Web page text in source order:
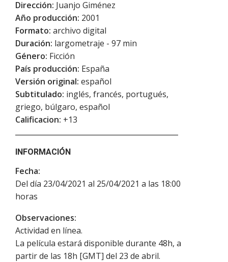
Dirección: Juanjo Giménez
Año producción: 2001
Formato: archivo digital
Duración: largometraje - 97 min
Género: Ficción
País producción: España
Versión original: español
Subtitulado: inglés, francés, portugués,
griego, búlgaro, español
Calificacion: +13
INFORMACIÓN
Fecha:
Del día 23/04/2021 al 25/04/2021 a las 18:00
horas
Observaciones:
Actividad en línea.
La película estará disponible durante 48h, a
partir de las 18h [GMT] del 23 de abril.